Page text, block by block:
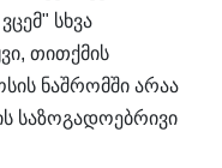
სხვა
თითქმის
ნაშრომში არაა
საზოგადოებრივი